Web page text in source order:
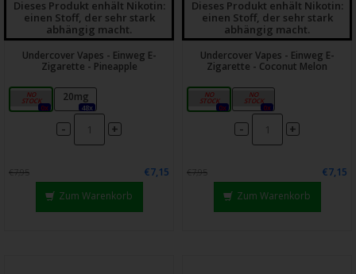
Dieses Produkt enhält Nikotin:
einen Stoff, der sehr stark
abhängig macht.
Undercover Vapes - Einweg E-
Zigarette - Pineapple
0mg
0x
20mg
48x
- +
€7,95
€7,15
Zum Warenkorb
Dieses Produkt enhält Nikotin:
einen Stoff, der sehr stark
abhängig macht.
Undercover Vapes - Einweg E-
Zigarette - Coconut Melon
0mg
0x
20mg
0x
- +
€7,95
€7,15
Zum Warenkorb